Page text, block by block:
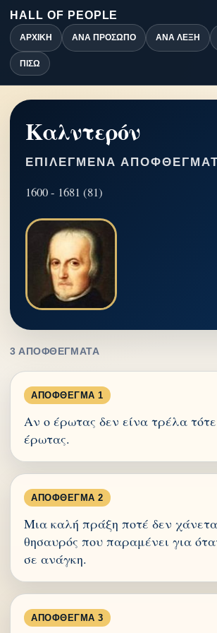
HALL OF PEOPLE
ΑΡΧΙΚΉ ΑΝΆ ΠΡΌΣΩΠΟ ΑΝΆ ΛΈΞΗ
ΠΊΣΩ
Καλντερόν
ΕΠΙΛΕΓΜΈΝΑ
1600 - 1681 (81)
3 ΑΠΟΦΘΈΓΜΑΤΑ
ΑΠΌΦΘΕΓΜΑ 1
Αν ο έρωτας δεν είνα τρέλα τότε
έρωτας.
ΑΠΌΦΘΕΓΜΑ 2
Μια καλή πράξη ποτέ δεν
θησαυρός που παραμένει για
σε ανάγκη.
ΑΠΌΦΘΕΓΜΑ 3